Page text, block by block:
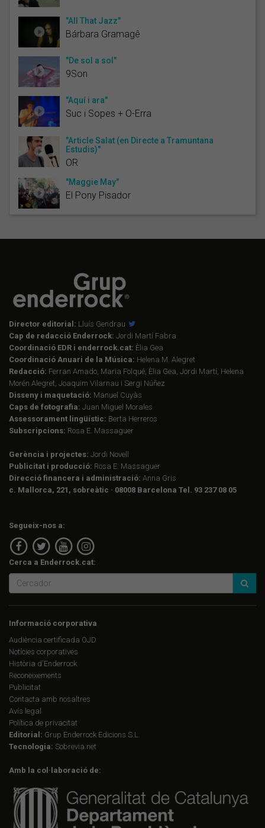
"All That Jazz"
Bárbara Gramagê
"De sol a sol"
9Son
"Aquí i ara"
Suc i Sopes + O-Erra
"Article Salat (en Directe a Tramuntana
Estudis)"
OR
"Maggie May"
El Pony Pisador
Director editorial: Lluís Gendrau
Cap de redacció Enderrock: Jordi Martí Fabra
Coordinació EDR i enderrock.cat: Èlia Gea
Coordinació Anuari de la Música: Helena M. Alegret
Redacció: Ferran Amado, Maria Folqué, Èlia Gea, Jordi Martí, Helena
Morén Alegret, Joaquim Vilarnau i Sergi Núñez
Disseny i maquetació: Manuel Cuyàs
Caps de fotografia: Juan Miguel Morales
Assessorament lingüístic: Berta Herreros
Subscripcions: Rosa E. Massaguer
Gerència i projectes: Jordi Novell
Publicitat i producció: Rosa E. Massaguer
Direcció financera i administració: Anna Gris
c. Mallorca, 221, sobreàtic · 08008 Barcelona Tel. 93 237 08 05
Segueix-nos a:
Cerca a Enderrock.cat:
Informació corporativa
Audiència certificada OJD
Notícies corporatives
Història d'Enderrock
Reconeixements
Publicitat
Contacta amb nosaltres
Avís legal
Política de privacitat
Editorial: Grup Enderrock Edicions S.L.
Tecnologia: Sobrevia.net
Amb la col·laboració de: